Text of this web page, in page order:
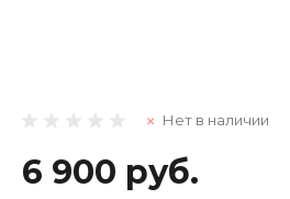
Нет в наличии
6 900 руб.